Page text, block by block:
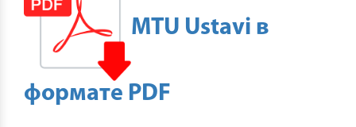
MTU Ustavi в
формате PDF